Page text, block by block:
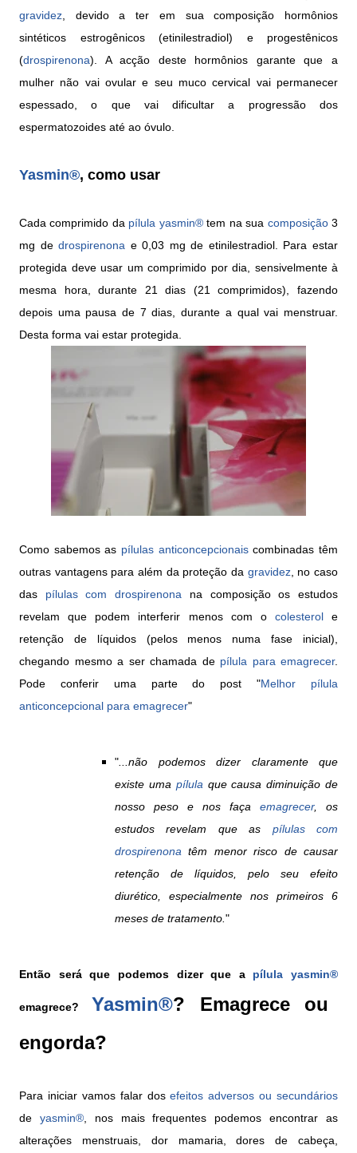
gravidez , devido a ter em sua composição hormônios
sintéticos estrogênicos (etinilestradiol) e progestênicos
(drospirenona). A acção deste hormônios garante que a
mulher não vai ovular e seu muco cervical vai permanecer
espessado, o que vai dificultar a progressão dos
espermatozoides até ao óvulo.
Yasmin®, como usar
Cada comprimido da pílula yasmin®tem na sua composição3
mg dedrospirenona e 0,03 mg de etinilestradiol. Para estar
protegida deve usar um comprimido por dia, sensivelmente à
mesma hora, durante 21 dias (21 comprimidos), fazendo
depois uma pausa de 7 dias, durante a qual vai menstruar.
Desta forma vai estar protegida.
Como sabemos as pílulas anticoncepcionaiscombinadas têm
outras vantagens para além da proteção da gravidez, no caso
das pílulas com drospirenona na composição os estudos
revelam que podem interferir menos com o colesterole
retenção de líquidos (pelos menos numa fase inicial),
chegando mesmo a ser chamada de pílula para emagrecer.
Pode conferir uma parte do post "Melhor pílula
anticoncepcional para emagrecer"
" ...não podemos dizer claramente que
existe uma pílula que causa diminuição de
nosso peso e nos faça emagrecer, os
estudos revelam que as pílulas com
drospirenona têm menor risco de causar
retenção de líquidos, pelo seu efeito
diurético, especialmente nos primeiros 6
meses de tratamento. "
Então será que podemos dizer que a pílula yasmin®
emagrece? Yasmin®? Emagrece ou
engorda?
Para iniciar vamos falar dosefeitos adversos ou secundários
de yasmin®, nos mais frequentes podemos encontrar as
alterações menstruais, dor mamaria, dores de cabeça,